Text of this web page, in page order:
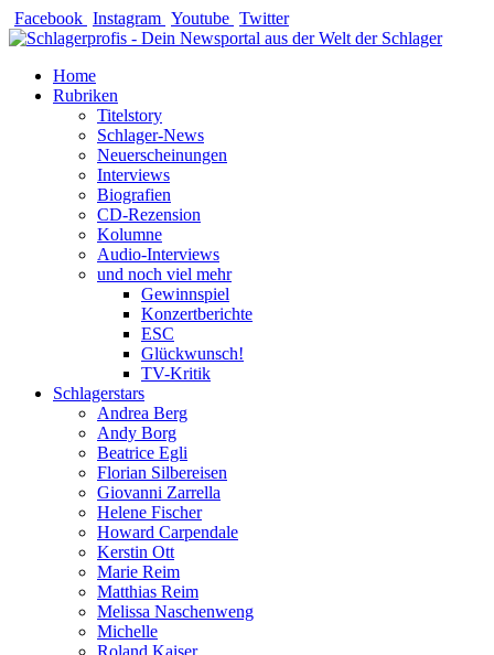
Zum
Inhalt
Facebook Instagram Youtube Twitter
Home
Rubriken
Titelstory
Schlager-News
Neuerscheinungen
Interviews
Biografien
CD-Rezension
Kolumne
Audio-Interviews
und noch viel mehr
Gewinnspiel
Konzertberichte
ESC
Glückwunsch!
TV-Kritik
Schlagerstars
Andrea Berg
Andy Borg
Beatrice Egli
Florian Silbereisen
Giovanni Zarrella
Helene Fischer
Howard Carpendale
Kerstin Ott
Marie Reim
Matthias Reim
Melissa Naschenweng
Michelle
Roland Kaiser